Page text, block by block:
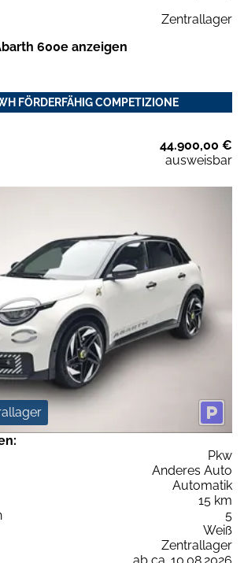
Zentrallager
600e anzeigen
FÖRDERFÄHIG COMPETIZIONE
44.900,00 €
ausweisbar
Pkw
Anderes Auto
Automatik
15 km
5
Weiß
Zentrallager